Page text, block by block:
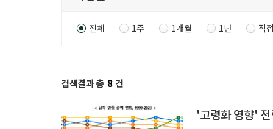
전체 1주 1개월 1년 직
검색결과 총 8 건
'고령화 영향'